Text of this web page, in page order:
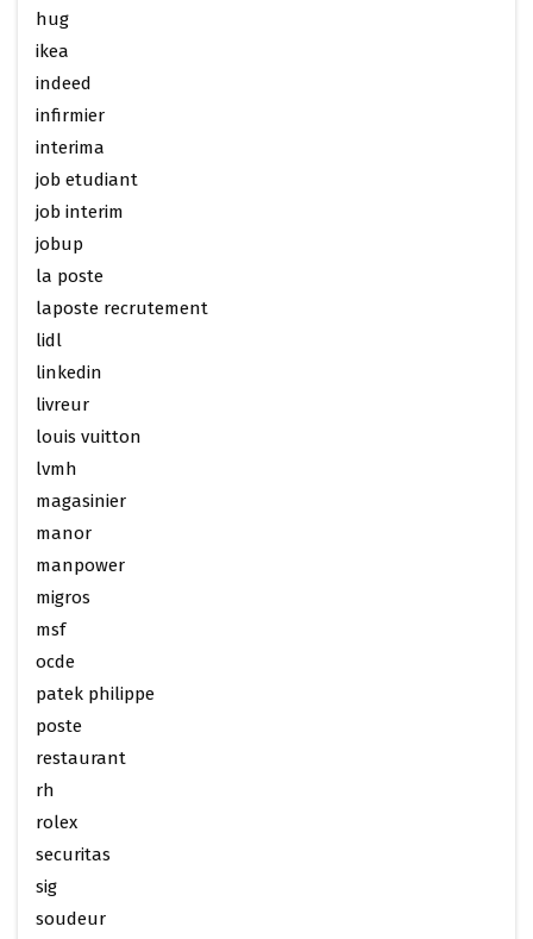
hug
ikea
indeed
infirmier
interima
job etudiant
job interim
jobup
la poste
laposte recrutement
lidl
linkedin
livreur
louis vuitton
lvmh
magasinier
manor
manpower
migros
msf
ocde
patek philippe
poste
restaurant
rh
rolex
securitas
sig
soudeur